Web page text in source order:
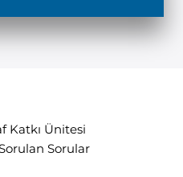
Katkı Ünitesi
Sorular